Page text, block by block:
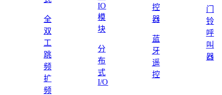
全
双
工
跳
频
扩
频
IO
模
块
分
布
式
I/O
控
器
蓝
牙
遥
控
门
铃
呼
叫
器